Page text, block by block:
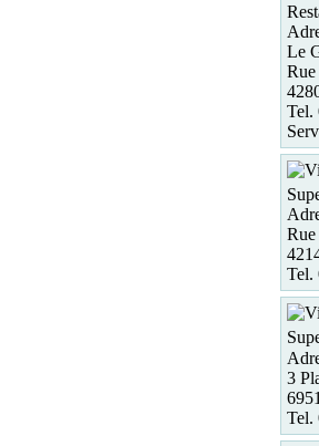
Le
Tel.
Tel.
3
Tel.